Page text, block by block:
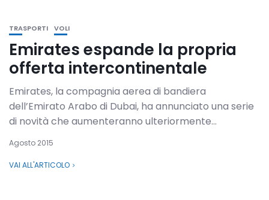
TRASPORTI VOLI
Emirates espande la propria
offerta intercontinentale
Emirates, la compagnia aerea di bandiera
dell’Emirato Arabo di Dubai, ha annunciato una serie
di novità che aumenteranno ulteriormente...
Agosto 2015
VAI ALL'ARTICOLO